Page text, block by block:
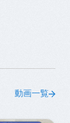
動画一覧